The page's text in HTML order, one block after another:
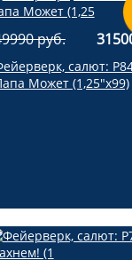
руб.
салют:
Может (1,25"х99)